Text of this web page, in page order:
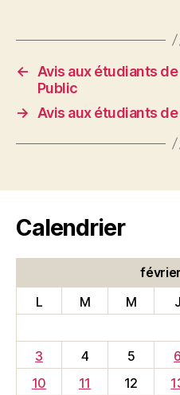
←
Avis aux étudiants
Public
→
Avis aux étudiants de
Calendrier
L
M M J
3
4 5 6
10
11 12